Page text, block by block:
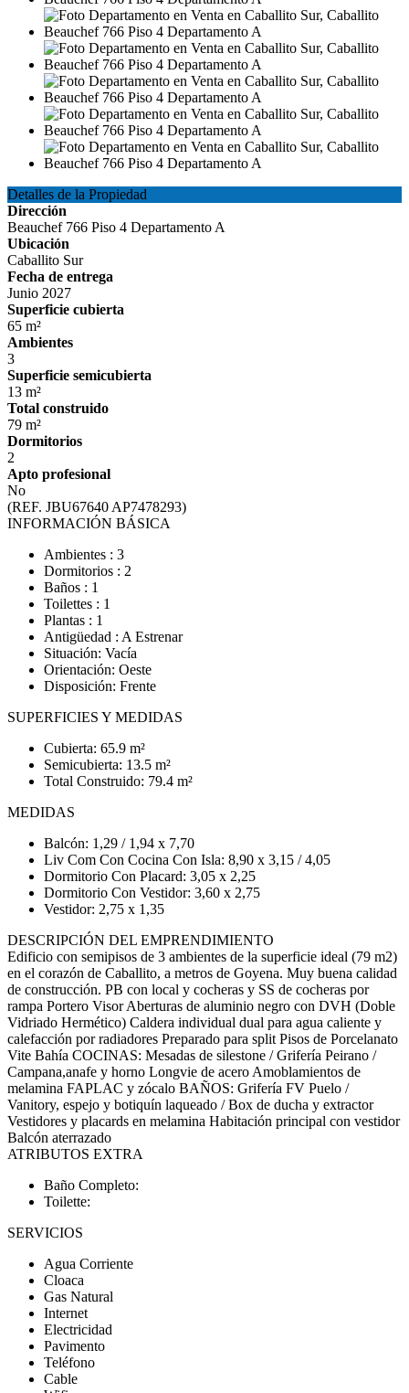
Detalles de la Propiedad
Dirección
Beauchef 766 Piso 4 Departamento A
Ubicación
Caballito Sur
Fecha de entrega
Junio 2027
Superficie cubierta
65 m²
Ambientes
3
Superficie semicubierta
13 m²
Total construido
79 m²
Dormitorios
2
Apto profesional
No
(REF. JBU67640 AP7478293)
INFORMACIÓN BÁSICA
Ambientes : 3
Dormitorios : 2
Baños : 1
Toilettes : 1
Plantas : 1
Antigüedad : A Estrenar
Situación: Vacía
Orientación: Oeste
Disposición: Frente
SUPERFICIES Y MEDIDAS
Cubierta: 65.9 m²
Semicubierta: 13.5 m²
Total Construido: 79.4 m²
MEDIDAS
Balcón: 1,29 / 1,94 x 7,70
Liv Com Con Cocina Con Isla: 8,90 x 3,15 / 4,05
Dormitorio Con Placard: 3,05 x 2,25
Dormitorio Con Vestidor: 3,60 x 2,75
Vestidor: 2,75 x 1,35
DESCRIPCIÓN DEL EMPRENDIMIENTO
Edificio con semipisos de 3 ambientes de la superficie ideal (79 m2)
en el corazón de Caballito, a metros de Goyena. Muy buena calidad
de construcción. PB con local y cocheras y SS de cocheras por
rampa Portero Visor Aberturas de aluminio negro con DVH (Doble
Vidriado Hermético) Caldera individual dual para agua caliente y
calefacción por radiadores Preparado para split Pisos de Porcelanato
Vite Bahía COCINAS: Mesadas de silestone / Grifería Peirano /
Campana,anafe y horno Longvie de acero Amoblamientos de
melamina FAPLAC y zócalo BAÑOS: Grifería FV Puelo /
Vanitory, espejo y botiquín laqueado / Box de ducha y extractor
Vestidores y placards en melamina Habitación principal con vestidor
Balcón aterrazado
ATRIBUTOS EXTRA
Baño Completo:
Toilette:
SERVICIOS
Agua Corriente
Cloaca
Gas Natural
Internet
Electricidad
Pavimento
Teléfono
Cable